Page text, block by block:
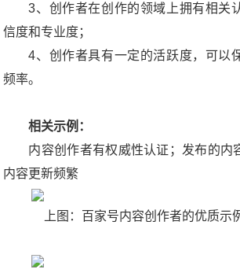
3、创作者在创作的领域上拥有相关
信度和专业度；
4、创作者具有一定的活跃度，可以
频率。
相关示例：
内容创作者有权威性认证；发布的内
内容更新频繁
上图：百家号内容创作者的优质示